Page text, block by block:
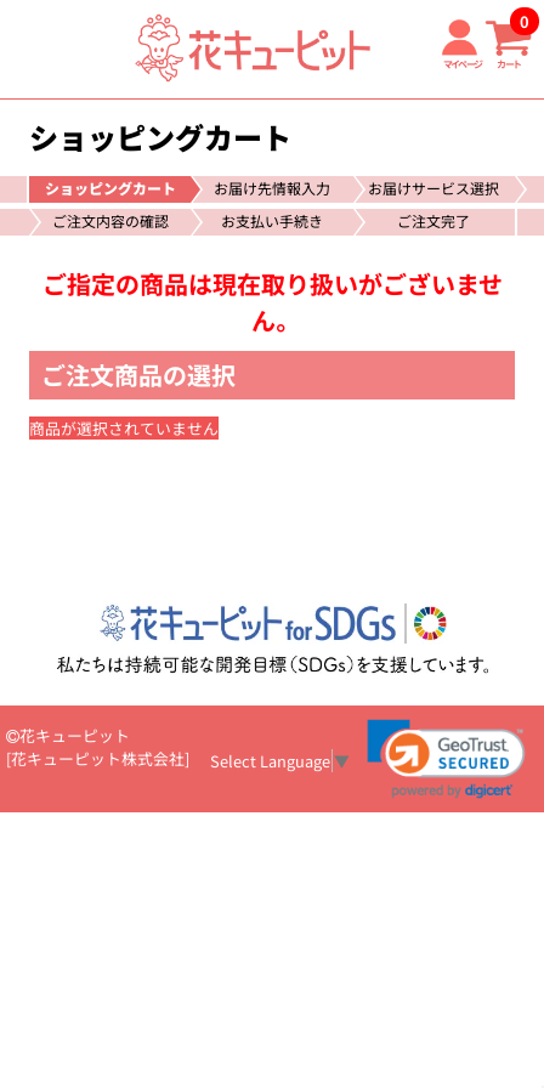
マイページ カート
0
ショッピングカート
ショッピングカート お届け先情報入力
お届けサービス選択
ご注文内容の確認
お支払い手続き ご注文完了
ご指定の商品は現在取り扱いがございませ
ん。
ご注文商品の選択
商品が選択されていません
花キューピット
[花キューピット株式会社] Select Language▼